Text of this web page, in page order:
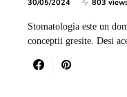
30/05/2024 803
Stomatologia este un
conceptii gresite. Desi